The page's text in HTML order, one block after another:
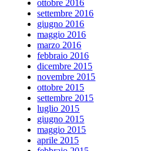
ottobre 2016
settembre 2016
giugno 2016
maggio 2016
marzo 2016
febbraio 2016
dicembre 2015
novembre 2015
ottobre 2015
settembre 2015
luglio 2015
giugno 2015
maggio 2015
aprile 2015